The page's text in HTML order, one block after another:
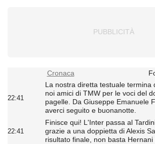
Cronaca
22:41
La nostra diretta testuale termina
noi amici di TMW per le voci del
pagelle. Da Giuseppe Emanuele
averci seguito e buonanotte.
22:41
Finisce qui! L'Inter passa al
grazie a una doppietta di Alexis
risultato finale, non basta Hernani